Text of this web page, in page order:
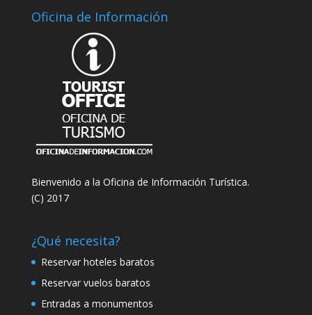
Oficina de Información
Bienvenido a la Oficina de Información Turística.
(C) 2017
¿Qué necesita?
Reservar hoteles baratos
Reservar vuelos baratos
Entradas a monumentos